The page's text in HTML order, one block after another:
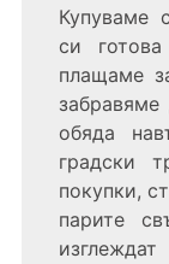
Купуваме
си
плащаме
обяда
градски
покупки,
парите